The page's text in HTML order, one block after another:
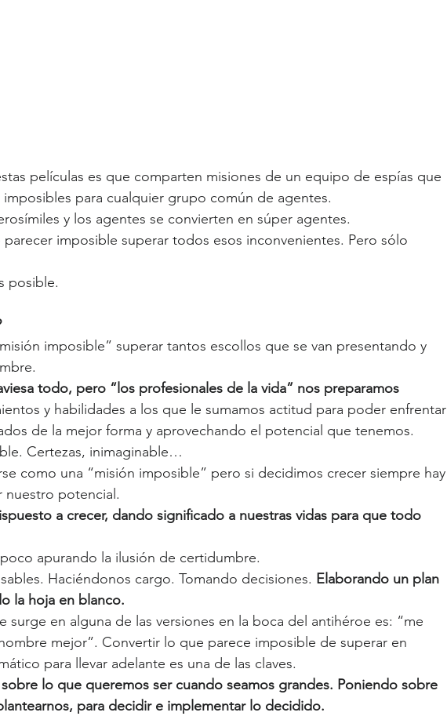
películas es que comparten misiones de un equipo de espías que
para cualquier grupo común de agentes.
y los agentes se convierten en súper agentes.
parecer imposible superar todos esos inconvenientes. Pero sólo
posible.
imposible” superar tantos escollos que se van presentando y
todo, pero “los profesionales de la vida” nos preparamos
y habilidades a los que le sumamos actitud para poder enfrentar
de la mejor forma y aprovechando el potencial que tenemos.
Certezas, inimaginable…
como una “misión imposible” pero si decidimos crecer siempre hay
nuestro potencial.
a crecer, dando significado a nuestras vidas para que todo
apurando la ilusión de certidumbre.
Haciéndonos cargo. Tomando decisiones. Elaborando un plan
la hoja en blanco.
surge en alguna de las versiones en la boca del antihéroe es: “me
mejor”. Convertir lo que parece imposible de superar en
para llevar adelante es una de las claves.
lo que queremos ser cuando seamos grandes. Poniendo sobre
para decidir e implementar lo decidido.